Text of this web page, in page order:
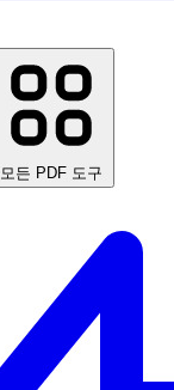
모든 PDF 도구